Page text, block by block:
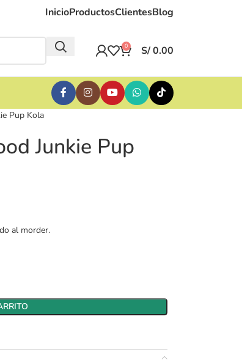
InicioProductosClientesBlog
0 S/0.00
Pup Kola
Junkie Pup
al morder.